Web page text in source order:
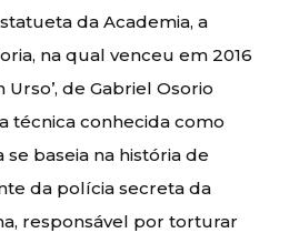
da Academia, a
na qual venceu em 2016
Urso’, de Gabriel Osorio
técnica conhecida como
se baseia na história de
da polícia secreta da
responsável por torturar